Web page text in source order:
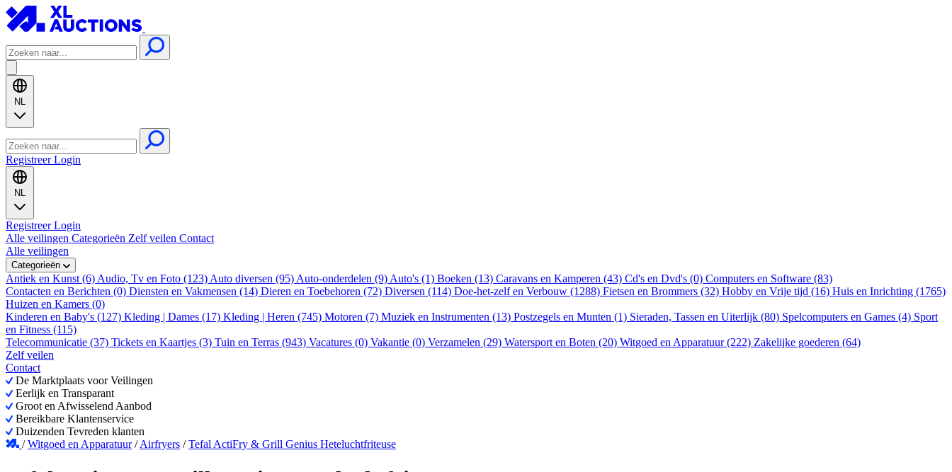
NL
RegistreerLogin
NL
RegistreerLogin
Alle veilingen Categorieën Zelf veilen Contact
Alle veilingen
Categorieën
Antiek en Kunst (6) Audio, Tv en Foto (123) Auto diversen (95) Auto-onderdelen (9) Auto's (1) Boeken (13) Caravans en Kamperen (43) Cd's en Dvd's (0) Computers en Software (83)
Contacten en Berichten (0) Diensten en Vakmensen (14) Dieren en Toebehoren (72) Diversen (114) Doe-het-zelf en Verbouw (1288) Fietsen en Brommers (32) Hobby en Vrije tijd (16) Huis en Inrichting (1765)
Huizen en Kamers (0)
Kinderen en Baby's (127) Kleding | Dames (17) Kleding | Heren (745) Motoren (7) Muziek en Instrumenten (13) Postzegels en Munten (1) Sieraden, Tassen en Uiterlijk (80) Spelcomputers en Games (4) Sport
en Fitness (115)
Telecommunicatie (37) Tickets en Kaartjes (3) Tuin en Terras (943) Vacatures (0) Vakantie (0) Verzamelen (29) Watersport en Boten (20) Witgoed en Apparatuur (222) Zakelijke goederen (64)
Zelf veilen
Contact
De Marktplaats voor Veilingen
Eerlijk en Transparant
Groot en Afwisselend Aanbod
Bereikbare Klantenservice
Duizenden Tevreden klanten
/Witgoed en Apparatuur /Airfryers /Tefal ActiFry & Grill Genius Heteluchtfriteuse